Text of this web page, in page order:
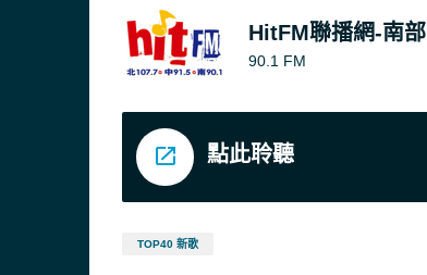
HitFM聯播網-南部
90.1 FM
點此聆聽
TOP40 新歌